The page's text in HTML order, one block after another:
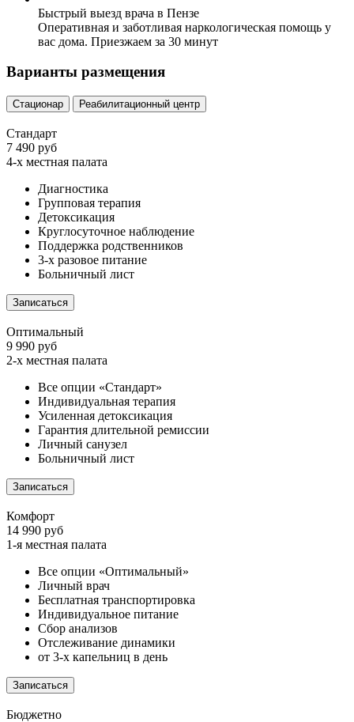
Быстрый выезд врача в Пензе
Оперативная и заботливая наркологическая помощь у
вас дома. Приезжаем за 30 минут
Варианты размещения
Стационар Реабилитационный центр
Стандарт
7 490 руб
4-х местная палата
Диагностика
Групповая терапия
Детоксикация
Круглосуточное наблюдение
Поддержка родственников
3-х разовое питание
Больничный лист
Записаться
Оптимальный
9 990 руб
2-х местная палата
Все опции «Стандарт»
Индивидуальная терапия
Усиленная детоксикация
Гарантия длительной ремиссии
Личный санузел
Больничный лист
Записаться
Комфорт
14 990 руб
1-я местная палата
Все опции «Оптимальный»
Личный врач
Бесплатная транспортировка
Индивидуальное питание
Сбор анализов
Отслеживание динамики
от 3-х капельниц в день
Записаться
Бюджетно